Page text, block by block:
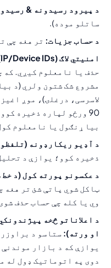
د پیرود رسیدونه &
ساتلو موده).
د حساب جزیات: تر هغه چې
امنیتي لاګ (IP/Device IDs):
حذف یا نامعلوم کیږي. که
مشروع شک شتون ولري (د
لاسرسی، درغلۍ)، موږ
90 ورځو لپاره ذخیره
بیا ړنګول یا نامعلوم
د آډیو ریکارډونه
ذخیره کوو؛ یوازې د
د عکسونو پورته کول (د
ټاکل شوي پاتې شئ تر هغه
وي یا کله چې حساب حذف
او ورته):
یوازې که د بازار
دوی په اتوماتيک ډول له